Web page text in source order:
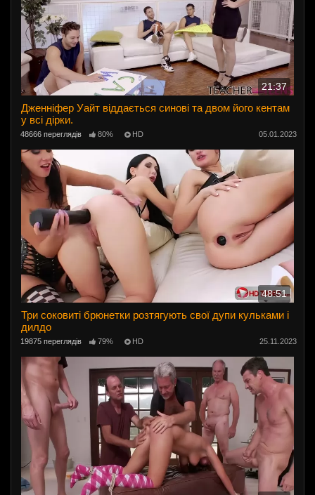
21:37
Дженніфер Уайт віддається синові та двом його кентам
у всі дірки.
48666 переглядів 80% HD 05.01.2023
48:51
Три соковиті брюнетки розтягують свої дупи кульками і
дилдо
19875 переглядів 79% HD 25.11.2023